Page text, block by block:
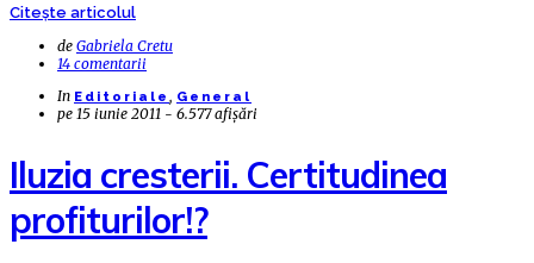
Citește articolul
de Gabriela Cretu
14 comentarii
In Editoriale , General
pe 15 iunie 2011 - 6.577 afișări
Iluzia cresterii. Certitudinea
profiturilor!?